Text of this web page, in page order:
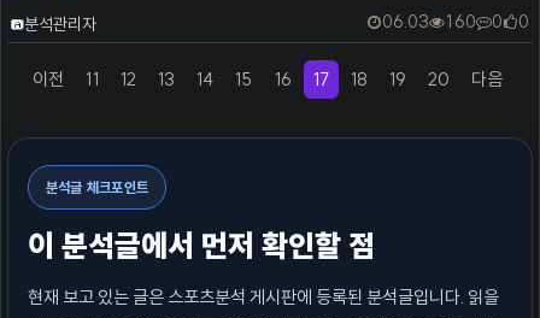
등록자
분석관리자 06.03 160 0 0
이전(previous)
11 12 13 14 15 16 17(current)
18 19 20 다음(next)
분석글 체크포인트
이 분석글에서 먼저 확인할 점
현재 보고 있는 글은 스포츠분석 게시판에 등록된 분석글입니다. 읽을